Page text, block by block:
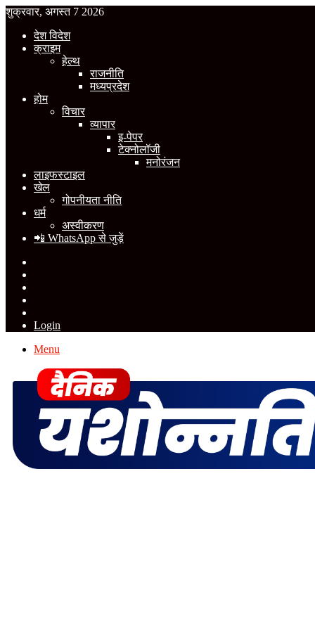
शुक्रवार, अगस्त 7 2026
देश विदेश
क्राइम
हेल्थ
राजनीति
मध्यप्रदेश
होम
विचार
व्यापार
इ-पेपर
टेक्नोलॉजी
मनोरंजन
लाइफस्टाइल
खेल
गोपनीयता नीति
धर्म
अस्वीकरण
📲 WhatsApp से जुड़ें
Login
Menu